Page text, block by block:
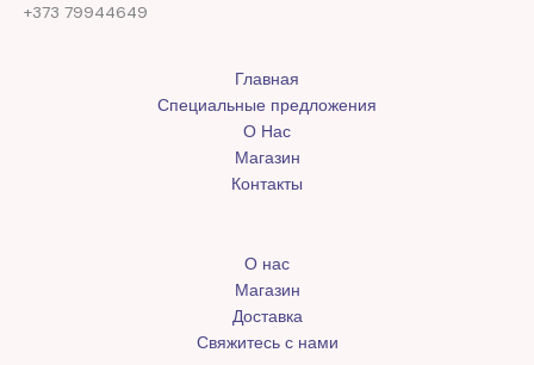
+373 79944649
Главная
Специальные предложения
О Нас
Магазин
Контакты
О нас
Магазин
Доставка
Свяжитесь с нами